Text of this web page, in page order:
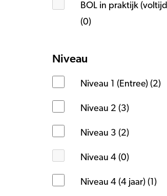
BOL in praktijk
(0)
Niveau
Niveau 1 (Entree) (2)
Niveau 2 (3)
Niveau 3 (2)
Niveau 4 (0)
Niveau 4 (4 jaar) (1)